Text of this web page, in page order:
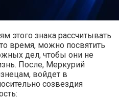
этого знака рассчитывать
время, можно посвятить
дел, чтобы они не
После, Меркурий
войдет в
созвездия